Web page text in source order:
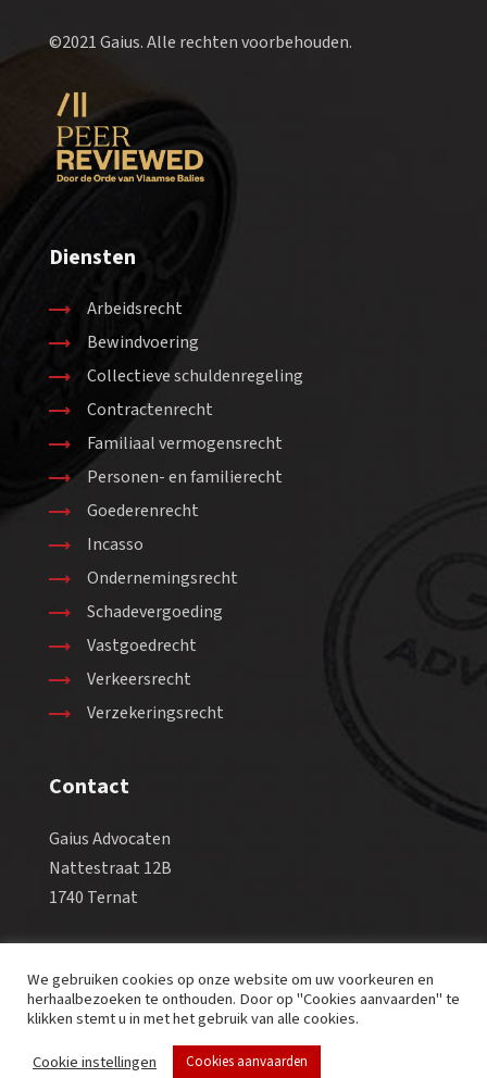
©2021 Gaius. Alle rechten voorbehouden.
Diensten
Arbeidsrecht
Bewindvoering
Collectieve schuldenregeling
Contractenrecht
Familiaal vermogensrecht
Personen- en familierecht
Goederenrecht
Incasso
Ondernemingsrecht
Schadevergoeding
Vastgoedrecht
Verkeersrecht
Verzekeringsrecht
Contact
Gaius Advocaten
Nattestraat 12B
1740 Ternat
Fax +32 2 569 38 90
Email info@gaius-law.eu
We gebruiken cookies op onze website om uw voorkeuren en
herhaalbezoeken te onthouden. Door op "Cookies aanvaarden" te
klikken stemt u in met het gebruik van alle cookies.
Cookie instellingen
Cookies aanvaarden